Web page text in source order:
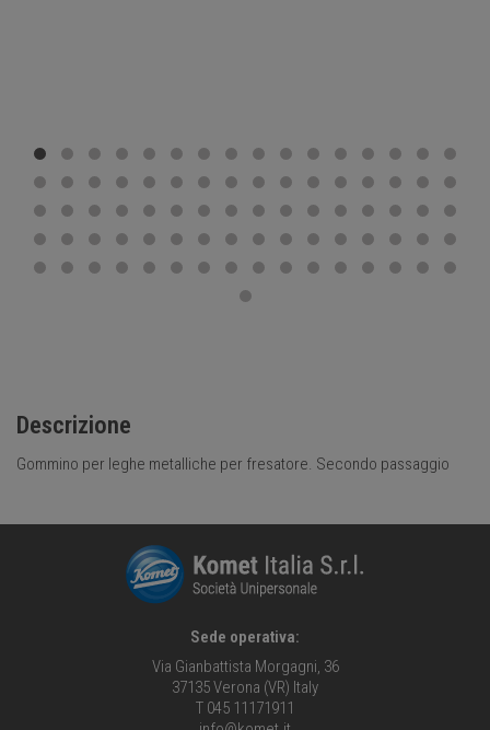
Descrizione
Gommino per leghe metalliche per fresatore. Secondo passaggio
Sede operativa:
Via Gianbattista Morgagni, 36
37135 Verona (VR) Italy
T 045 11171911